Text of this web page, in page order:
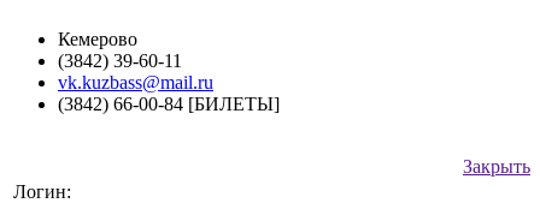
Кемерово
(3842) 39-60-11
vk.kuzbass@mail.ru
(3842) 66-00-84 [БИЛЕТЫ]
Закрыть
Логин: